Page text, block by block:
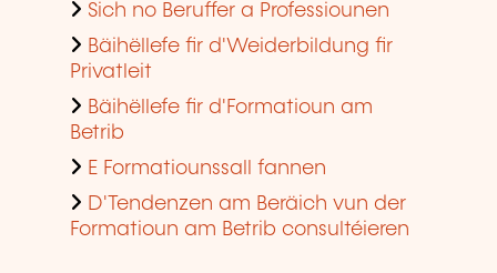
Sich no Beruffer a Professiounen
Bäihëllefe fir d'Weiderbildung fir
Privatleit
Bäihëllefe fir d'Formatioun am
Betrib
E Formatiounssall fannen
D'Tendenzen am Beräich vun der
Formatioun am Betrib consultéieren